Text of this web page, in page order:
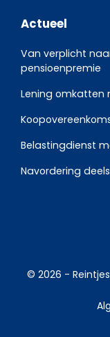
Actueel
Van verplicht
pensioenpremie
Lening omkatten
Belastingdienst
Navordering
© 2026 -